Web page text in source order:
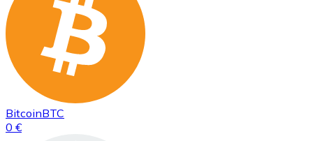
BitcoinBTC
0 €